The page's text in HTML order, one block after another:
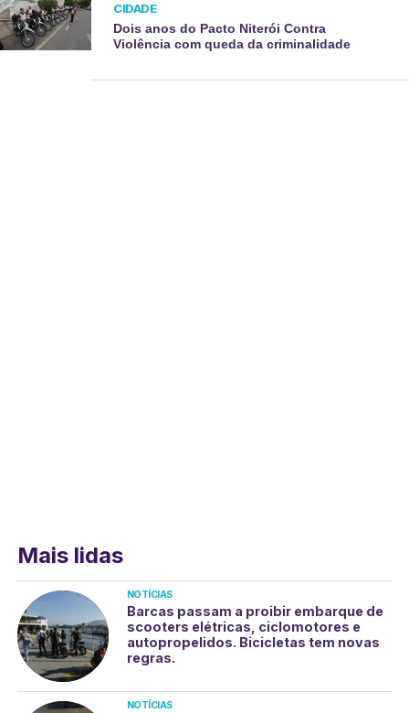
CIDADE
Dois anos do Pacto Niterói Contra
Violência com queda da criminalidade
Mais lidas
NOTÍCIAS
Barcas passam a proibir embarque de
scooters elétricas, ciclomotores e
autopropelidos. Bicicletas tem novas
regras.
NOTÍCIAS